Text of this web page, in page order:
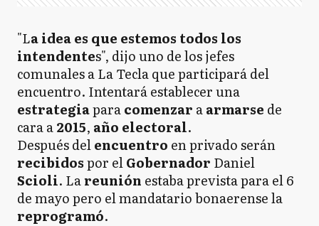
"La idea es que estemos todos los
intendentes", dijo uno de los jefes
comunales a La Tecla que participará del
encuentro. Intentará establecer una
estrategiaparacomenzar aarmarse de
cara a2015, año electoral.
Después delencuentro en privado serán
recibidospor elGobernador Daniel
Scioli. Lareunión estaba prevista para el 6
de mayo pero el mandatario bonaerense la
reprogramó.